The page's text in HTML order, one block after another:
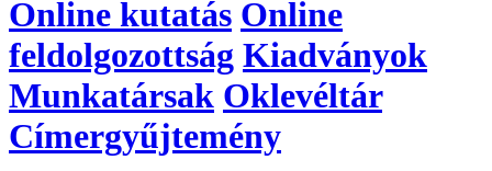
Online kutatás Online
feldolgozottság Kiadványok
Munkatársak Oklevéltár
Címergyűjtemény